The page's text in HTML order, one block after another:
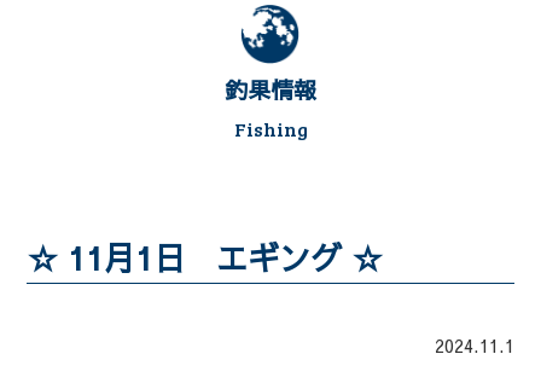
釣果情報
Fishing
☆ 11月1日 エギング ☆
2024.11.1